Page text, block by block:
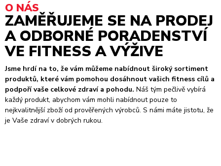
O NÁS
ZAMĚŘUJEME SE NA PRODEJ
A ODBORNÉ PORADENSTVÍ
VE FITNESS A VÝŽIVE
Jsme hrdí na to, že vám můžeme nabídnout široký sortiment
produktů, které vám pomohou dosáhnout vašich fitness cílů a
podpoří vaše celkové zdraví a pohodu. Náš tým pečlivě vybírá
každý produkt, abychom vám mohli nabídnout pouze to
nejkvalitnější zboží od prověřených výrobců. S námi máte jistotu, že
je Vaše zdraví v dobrých rukou.